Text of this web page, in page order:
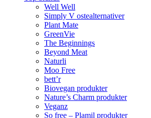
Well Well
Simply V ostealternativer
Plant Mate
GreenVie
The Beginnings
Beyond Meat
Naturli
Moo Free
bett’r
Biovegan produkter
Nature’s Charm produkter
Veganz
So free – Plamil produkter